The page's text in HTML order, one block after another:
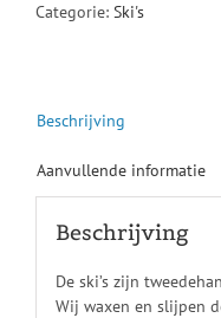
Categorie: Ski's
Beschrijving
Aanvullende informatie
Beschrijving
De ski’s zijn
Wij waxen en slijpen